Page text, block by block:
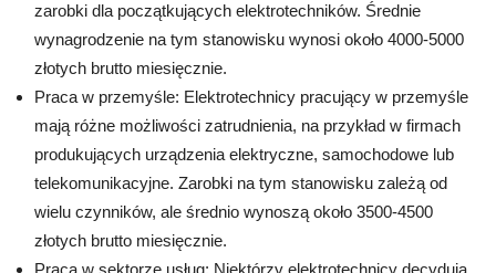
zarobki dla początkujących elektrotechników. Średnie
wynagrodzenie na tym stanowisku wynosi około 4000-5000
złotych brutto miesięcznie.
Praca w przemyśle: Elektrotechnicy pracujący w przemyśle
mają różne możliwości zatrudnienia, na przykład w firmach
produkujących urządzenia elektryczne, samochodowe lub
telekomunikacyjne. Zarobki na tym stanowisku zależą od
wielu czynników, ale średnio wynoszą około 3500-4500
złotych brutto miesięcznie.